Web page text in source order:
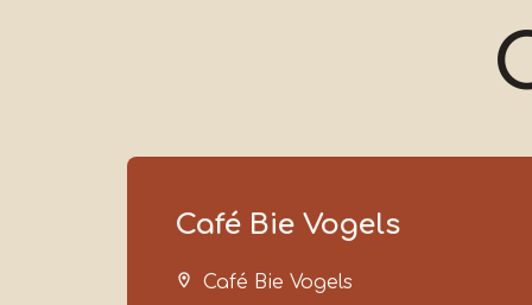
Café Bie Vogels
Café Bie Vogels